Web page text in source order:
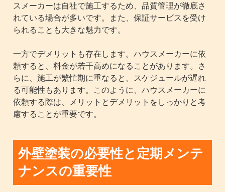
スメーカーは自社で施工するため、品質管理が徹底さ
れている場合が多いです。また、保証サービスを受け
られることも大きな魅力です。
一方でデメリットも存在します。ハウスメーカーに依
頼すると、料金が若干高めになることがあります。さ
らに、施工が繁忙期に重なると、スケジュールが遅れ
る可能性もあります。このように、ハウスメーカーに
依頼する際は、メリットとデメリットをしっかりと考
慮することが重要です。
外壁塗装の必要性と定期メンテ
ナンスの重要性